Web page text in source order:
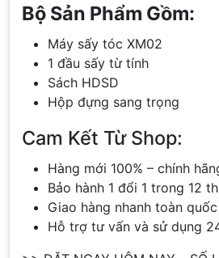
Bộ Sản Phẩm Gồm:
Máy sấy tóc XM02
1 đầu sấy từ tính
Sách HDSD
Hộp đựng sang trọng
Cam Kết Từ Shop:
Hàng mới 100% – chính
Bảo hành 1 đổi 1 trong 12
Giao hàng nhanh toàn quốc
Hỗ trợ tư vấn và sử dụng